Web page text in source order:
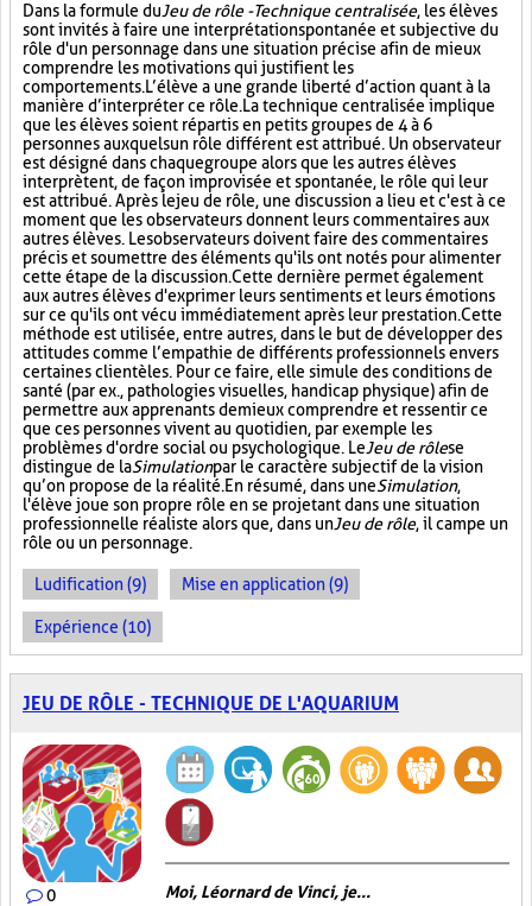
Dans la formule duJeu de rôle - Technique centralisée, les élèves
sont invités à faire une interprétation spontanée et subjective du
rôle d'un personnage dans une situation précise afin de mieux
comprendre les motivations qui justifient les
comportements. L’élève a une grande liberté d’action quant à la
manière d’interpréter ce rôle. La technique centralisée implique
que les élèves soient répartis en petits groupes de 4 à 6
personnes auxquels un rôle différent est attribué. Un observateur
est désigné dans chaque groupe alors que les autres élèves
interprètent, de façon improvisée et spontanée, le rôle qui leur
est attribué. Après le jeu de rôle, une discussion a lieu et c'est à ce
moment que les observateurs donnent leurs commentaires aux
autres élèves. Les observateurs doivent faire des commentaires
précis et soumettre des éléments qu'ils ont notés pour alimenter
cette étape de la discussion. Cette dernière permet également
aux autres élèves d'exprimer leurs sentiments et leurs émotions
sur ce qu'ils ont vécu immédiatement après leur prestation. Cette
méthode est utilisée, entre autres, dans le but de développer des
attitudes comme l’empathie de différents professionnels envers
certaines clientèles. Pour ce faire, elle simule des conditions de
santé (par ex., pathologies visuelles, handicap physique) afin de
permettre aux apprenants de mieux comprendre et ressentir ce
que ces personnes vivent au quotidien, par exemple les
problèmes d'ordre social ou psychologique. LeJeu de rôlese
distingue de laSimulationpar le caractère subjectif de la vision
qu’on propose de la réalité. En résumé, dans uneSimulation,
l'élève joue son propre rôle en se projetant dans une situation
professionnelle réaliste alors que, dans unJeu de rôle, il campe un
rôle ou un personnage.
Ludification (9) Mise en application (9)
Expérience (10)
JEU DE RÔLE - TECHNIQUE DE L'AQUARIUM
0 Moi, Léornard de Vinci, je...